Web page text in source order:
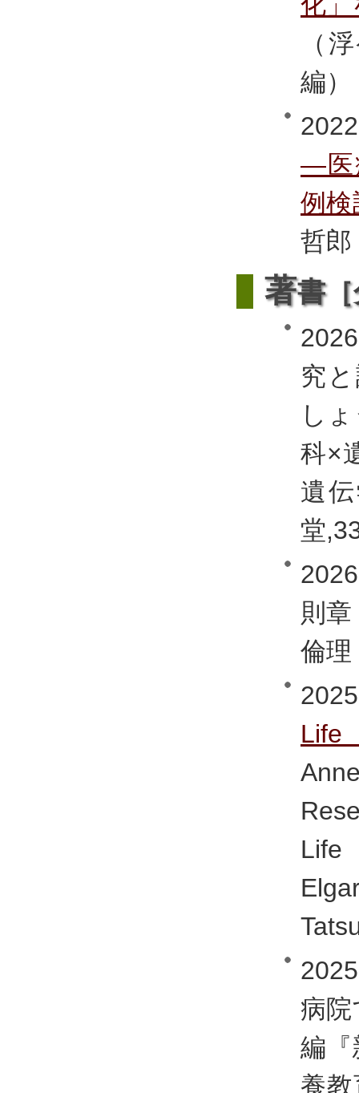
（
編）
―医
例検
哲郎
著書
究
し
科×
遺
堂
則
倫
Life
Life
病院
編『
養